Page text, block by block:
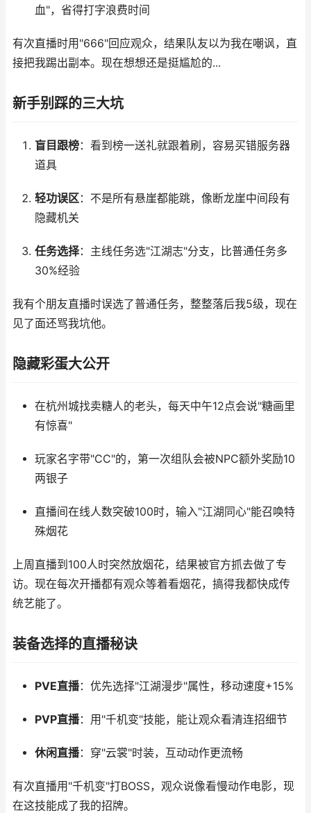
血"，省得打字浪费时间
有次直播时用"666"回应观众，结果队友以为我在嘲讽，直
接把我踢出副本。现在想想还是挺尴尬的...
新手别踩的三大坑
盲目跟榜：看到榜一送礼就跟着刷，容易买错服务器
道具
轻功误区：不是所有悬崖都能跳，像断龙崖中间段有
隐藏机关
任务选择：主线任务选"江湖志"分支，比普通任务多
30%经验
我有个朋友直播时误选了普通任务，整整落后我5级，现在
见了面还骂我坑他。
隐藏彩蛋大公开
在杭州城找卖糖人的老头，每天中午12点会说"糖画里
有惊喜"
玩家名字带"CC"的，第一次组队会被NPC额外奖励10
两银子
直播间在线人数突破100时，输入"江湖同心"能召唤特
殊烟花
上周直播到100人时突然放烟花，结果被官方抓去做了专
访。现在每次开播都有观众等着看烟花，搞得我都快成传
统艺能了。
装备选择的直播秘诀
PVE直播：优先选择"江湖漫步"属性，移动速度+15%
PVP直播：用"千机变"技能，能让观众看清连招细节
休闲直播：穿"云裳"时装，互动动作更流畅
有次直播用"千机变"打BOSS，观众说像看慢动作电影，现
在这技能成了我的招牌。